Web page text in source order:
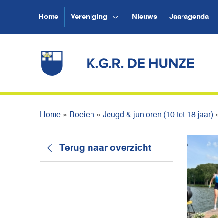
Home Vereniging Nieuws Jaaragenda
Home » Roeien » Jeugd & junioren (10 tot 18 jaar)
Terug naar overzicht